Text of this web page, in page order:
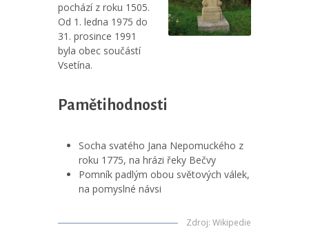
pochází z roku 1505.
Od 1. ledna 1975 do
31. prosince 1991
byla obec součástí
Vsetína.
Pamětihodnosti
Socha svatého Jana Nepomuckého z
roku 1775, na hrázi řeky Bečvy
Pomník padlým obou světových válek,
na pomyslné návsi
Zdroj: Wikipedie